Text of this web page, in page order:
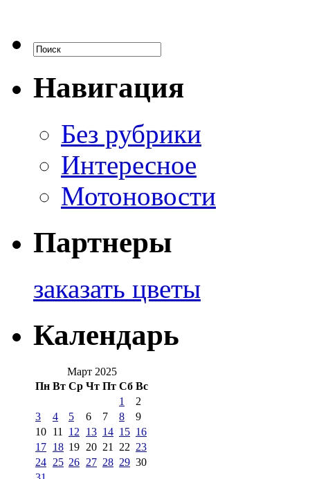
Навигация
Без рубрики
Интересное
Мотоновости
Партнеры
заказать цветы
Календарь
Март 2025
Пн Вт Ср Чт Пт Сб Вс
1
2
3
4 5 6 7 8
9
10 11 12 13 14 15 16
17 18 19 20 21 22 23
24 25 26 27 28 29 30